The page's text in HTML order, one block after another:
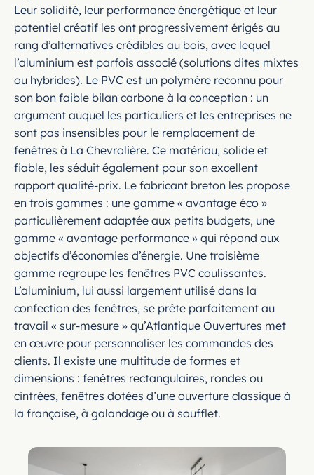
Leur solidité, leur performance énergétique et leur
potentiel créatif les ont progressivement érigés au
rang d’alternatives crédibles au bois, avec lequel
l’aluminium est parfois associé (solutions dites mixtes
ou hybrides). Le PVC est un polymère reconnu pour
son bon faible bilan carbone à la conception : un
argument auquel les particuliers et les entreprises ne
sont pas insensibles pour le remplacement de
fenêtres à La Chevrolière. Ce matériau, solide et
fiable, les séduit également pour son excellent
rapport qualité-prix. Le fabricant breton les propose
en trois gammes : une gamme « avantage éco »
particulièrement adaptée aux petits budgets, une
gamme « avantage performance » qui répond aux
objectifs d’économies d’énergie. Une troisième
gamme regroupe les fenêtres PVC coulissantes.
L’aluminium, lui aussi largement utilisé dans la
confection des fenêtres, se prête parfaitement au
travail « sur-mesure » qu’Atlantique Ouvertures met
en œuvre pour personnaliser les commandes des
clients. Il existe une multitude de formes et
dimensions : fenêtres rectangulaires, rondes ou
cintrées, fenêtres dotées d’une ouverture classique à
la française, à galandage ou à soufflet.